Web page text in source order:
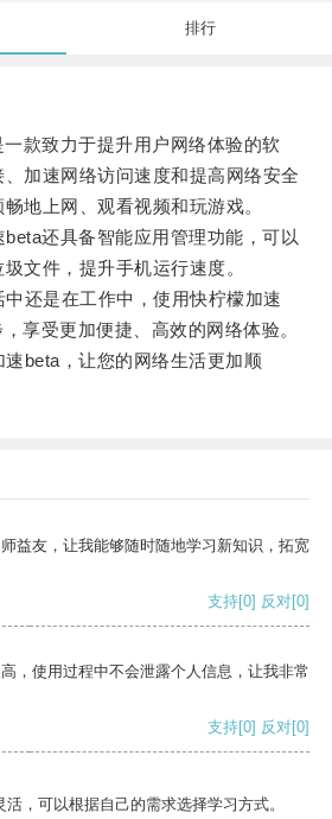
排行
致力于提升用户网络体验的软
加速网络访问速度和提高网络安全
地上网、观看视频和玩游戏。
还具备智能应用管理功能，可以
文件，提升手机运行速度。
还是在工作中，使用快柠檬加速
享受更加便捷、高效的网络体验。
beta，让您的网络生活更加顺
益友，让我能够随时随地学习新知识，拓宽
支持[0] 反对[0]
，使用过程中不会泄露个人信息，让我非常
支持[0] 反对[0]
，可以根据自己的需求选择学习方式。